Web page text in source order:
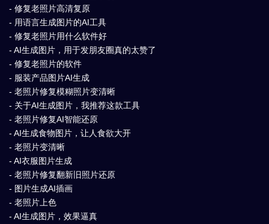
- 修复老照片高清复原
- 用语言生成图片的AI工具
- 修复老照片用什么软件好
- AI生成图片，用于发朋友圈真的太赞了
- 修复老照片的软件
- 服装产品图片AI生成
- 老照片修复模糊照片变清晰
- 关于AI生成图片，我推荐这款工具
- 老照片修复AI智能还原
- AI生成食物图片，让人食欲大开
- 老照片变清晰
- AI衣服图片生成
- 老照片修复翻新旧照片还原
- 图片生成AI插画
- 老照片上色
- AI生成图片，效果逼真